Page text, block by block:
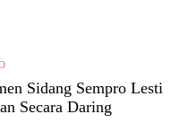
Sidang Sempro Lesti
Secara Daring